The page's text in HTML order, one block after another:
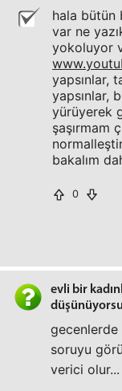
hala bütün
var ne
yokoluyor
yapsınlar,
yapsınlar,
yürüyerek
şaşırmam
bakalım
0
evli bir
soruyu
verici olur...